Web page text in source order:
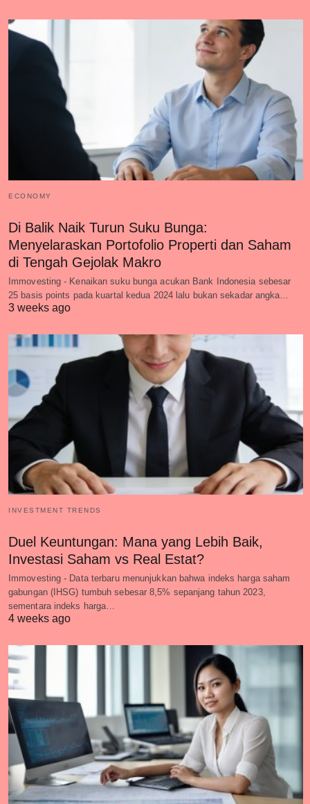
ECONOMY
Di Balik Naik Turun Suku Bunga:
Menyelaraskan Portofolio Properti dan Saham
di Tengah Gejolak Makro
Immovesting - Kenaikan suku bunga acukan Bank Indonesia sebesar
25 basis points pada kuartal kedua 2024 lalu bukan sekadar angka…
3 weeks ago
INVESTMENT TRENDS
Duel Keuntungan: Mana yang Lebih Baik,
Investasi Saham vs Real Estat?
Immovesting - Data terbaru menunjukkan bahwa indeks harga saham
gabungan (IHSG) tumbuh sebesar 8,5% sepanjang tahun 2023,
sementara indeks harga…
4 weeks ago